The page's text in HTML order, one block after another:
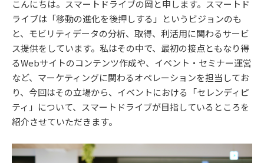
こんにちは。スマートドライブの岡と申します。スマートド
ライブは「移動の進化を後押しする」というビジョンのも
と、モビリティデータの分析、取得、利活用に関わるサービ
ス提供をしています。私はその中で、最初の接点ともなり得
るWebサイトのコンテンツ作成や、イベント・セミナー運営
など、マーケティングに関わるオペレーションを担当してお
り、今回はその立場から、イベントにおける「セレンディピ
ティ」について、スマートドライブが目指しているところを
紹介させていただきます。